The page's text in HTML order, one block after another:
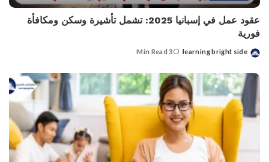
عقود عمل في إسبانيا 2025: تشمل تأشيرة وسكن ومكافأة
فورية
Posted
learning bright side
3 Min Read